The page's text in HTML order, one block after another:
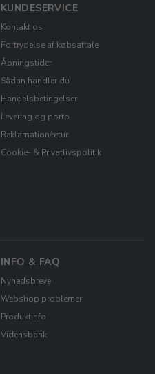
KUNDESERVICE
Kontakt os
Fortrydelse af købsaftale
Åbningstider
Sådan handler du
Handelsbetingelser
Levering og porto
Reklamation/retur
Cookie- & Privatlivspolitik
INFO & FAQ
Nyhedsbreve
Webshop problemer
Produktinfo
Vidensbank